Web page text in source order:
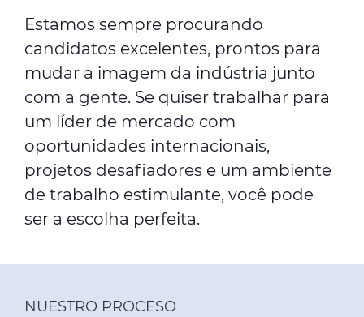
Estamos sempre procurando
candidatos excelentes, prontos para
mudar a imagem da indústria junto
com a gente. Se quiser trabalhar para
um líder de mercado com
oportunidades internacionais,
projetos desafiadores e um ambiente
de trabalho estimulante, você pode
ser a escolha perfeita.
NUESTRO PROCESO